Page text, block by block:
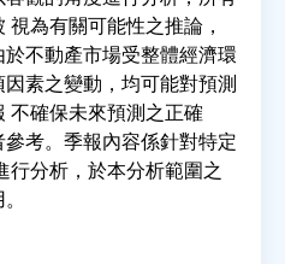
產年鑑
子報
連結
為有關可能性之推論，
不動產市場受整體經濟環
素之變動，均可能對預測
不確保未來預測之正確
考。季報內容係針對特定
行分析，於本分析範圍之